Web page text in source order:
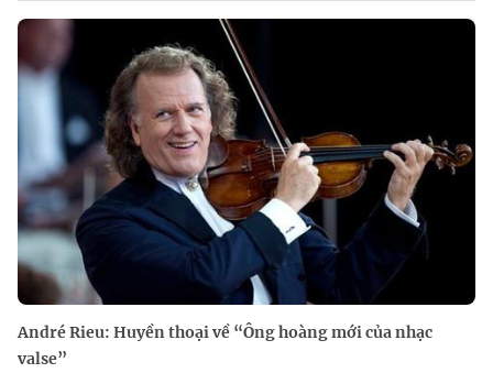
André Rieu: Huyền thoại về “Ông hoàng mới của nhạc
valse”